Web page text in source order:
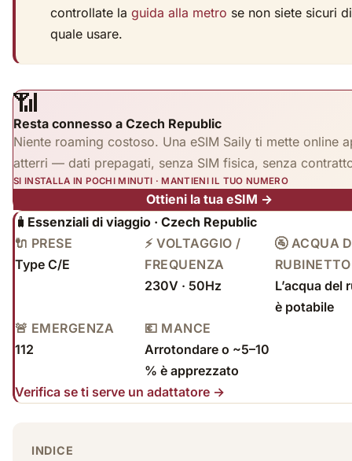
controllate la guida alla metro se non siete sicuri di
quale usare.
📶
Resta connesso a Czech Republic
Niente roaming costoso. Una eSIM Saily ti mette online
atterri — dati prepagati, senza SIM fisica, senza
SI INSTALLA IN POCHI MINUTI · MANTIENI IL TUO NUMERO
Ottieni la tua eSIM →
🧳 Essenziali di viaggio · Czech Republic
🔌 PRESE
Type C/E
⚡ VOLTAGGIO /
FREQUENZA
230V · 50Hz
🚰 ACQUA
RUBINETTO
L’acqua del
è potabile
🚨 EMERGENZA
112
💶 MANCE
Arrotondare o ~5–10
% è apprezzato
Verifica se ti serve un adattatore →
INDICE